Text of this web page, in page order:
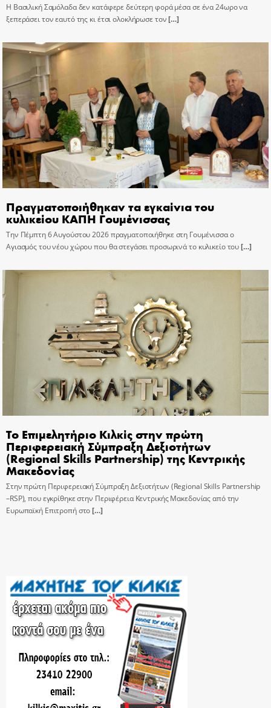
Η Βασιλική Σαμόλαδα δεν κατάφερε δεύτερη φορά μέσα σε ένα 24ωρο να
ξεπεράσει τον εαυτό της κι έτσι ολοκλήρωσε τον[…]
Πραγματοποιήθηκαν τα εγκαίνια του
κυλικείου ΚΑΠΗ Γουμένισσας
Την Πέμπτη 6 Αυγούστου 2026 πραγματοποιήθηκε στη Γουμένισσα ο
Αγιασμός του νέου χώρου που θα στεγάσει προσωρινά το κυλικείο του[…]
Το Επιμελητήριο Κιλκίς στην πρώτη
Περιφερειακή Σύμπραξη Δεξιοτήτων
(Regional Skills Partnership) της Κεντρικής
Μακεδονίας
Στην πρώτη Περιφερειακή Σύμπραξη Δεξιοτήτων (Regional Skills Partnership
–RSP), που εγκρίθηκε στην Περιφέρεια Κεντρικής Μακεδονίας από την
Ευρωπαϊκή Επιτροπή στο[…]